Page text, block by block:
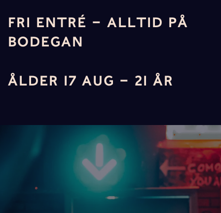
FRI ENTRÉ – ALLTID PÅ
BODEGAN
ÅLDER 17 AUG – 21 ÅR